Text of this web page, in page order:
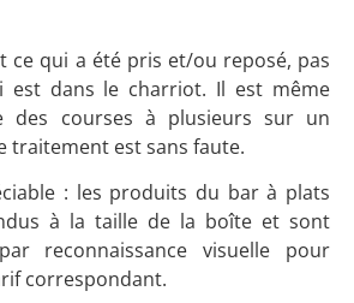
ce qui a été pris et/ou reposé, pas
est dans le charriot. Il est même
des courses à plusieurs sur un
traitement est sans faute.
: les produits du bar à plats
à la taille de la boîte et sont
reconnaissance visuelle pour
correspondant.